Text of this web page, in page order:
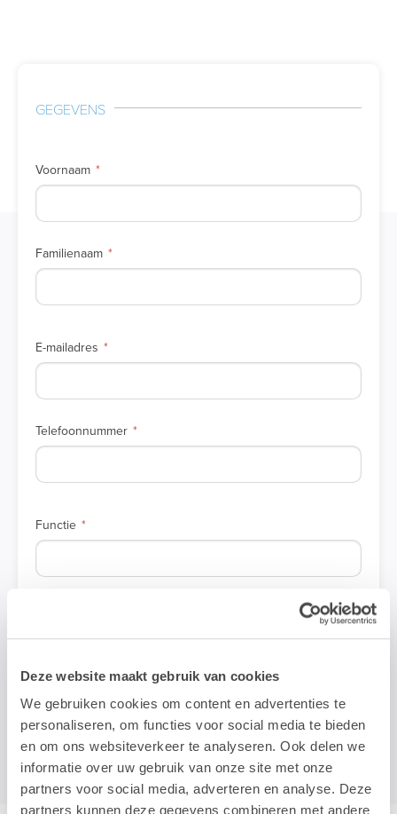
Deze website maakt gebruik van cookies
We gebruiken cookies om content en advertenties te
personaliseren, om functies voor social media te bieden
en om ons websiteverkeer te analyseren. Ook delen we
informatie over uw gebruik van onze site met onze
partners voor social media, adverteren en analyse. Deze
partners kunnen deze gegevens combineren met andere
GEGEVENS
Voornaam
Familienaam
E-mailadres
Telefoonnummer
Functie
Inschrijven >